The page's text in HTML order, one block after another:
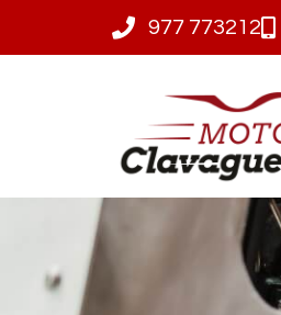
977 773212